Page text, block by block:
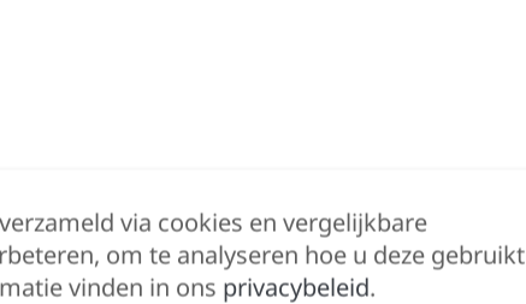
Beschrijving Bijkomende informatie
via cookies en vergelijkbare
om te analyseren hoe u deze gebruikt
vinden in ons privacybeleid.